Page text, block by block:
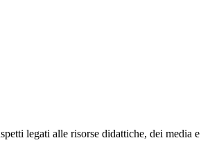
legati alle risorse didattiche, dei media